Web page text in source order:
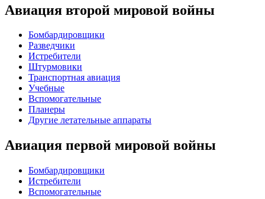
Авиация второй мировой войны
Бомбардировщики
Разведчики
Истребители
Штурмовики
Транспортная авиация
Учебные
Вспомогательные
Планеры
Другие летательные аппараты
Авиация первой мировой войны
Бомбардировщики
Истребители
Вспомогательные